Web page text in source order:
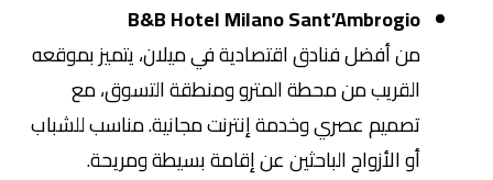
B&B Hotel Milano Sant’Ambrogio
من أفضل فنادق اقتصادية في ميلان، يتميز بموقعه
القريب من محطة المترو ومنطقة التسوق، مع
تصميم عصري وخدمة إنترنت مجانية. مناسب للشباب
أو الأزواج الباحثين عن إقامة بسيطة ومريحة.